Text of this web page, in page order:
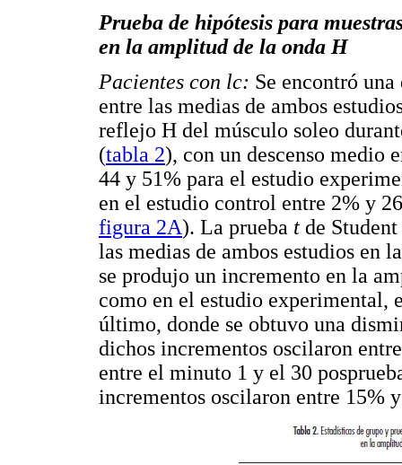
Prueba de hipótesis para
en la amplitud de la onda H
Pacientes con lc: Se encontró
entre las medias de ambos
reflejo H del músculo soleo
(tabla 2), con un descenso medio
44 y 51% para el estudio
en el estudio control entre 2% y
figura 2A). La prueba t de
las medias de ambos estudios en
se produjo un incremento en la
como en el estudio experimental,
último, donde se obtuvo una
dichos incrementos oscilaron
entre el minuto 1 y el 30
incrementos oscilaron entre 15%